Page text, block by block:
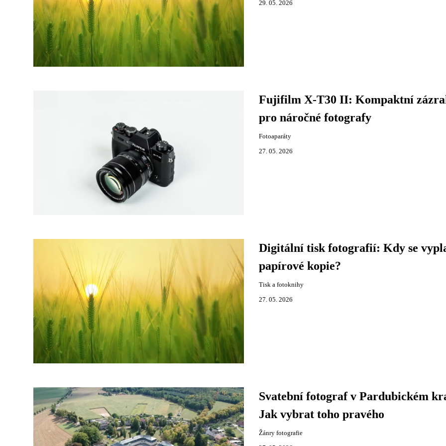
29. 05. 2026
Fujifilm X-T30 II: Kompaktní
pro náročné fotografy
Fotoaparáty
27. 05. 2026
Digitální tisk fotografií: Kdy se
papírové kopie?
Tisk a fotoknihy
27. 05. 2026
Svatební fotograf v Pardubickém
Jak vybrat toho pravého
Žánry fotografie